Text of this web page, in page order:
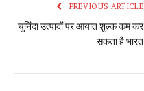
PREVIOUS ARTICLE
चुनिंदा उत्पादों पर आयात शुल्क कम कर
सकता है भारत